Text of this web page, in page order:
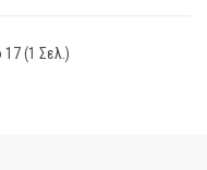
17 (1 Σελ.)